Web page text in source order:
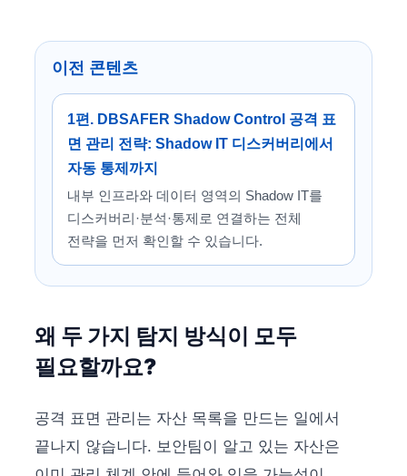
이전 콘텐츠
1편. DBSAFER Shadow Control 공격 표
면 관리 전략: Shadow IT 디스커버리에서
자동 통제까지
내부 인프라와 데이터 영역의 Shadow IT를
디스커버리·분석·통제로 연결하는 전체
전략을 먼저 확인할 수 있습니다.
왜 두 가지 탐지 방식이 모두
필요할까요?
공격 표면 관리는 자산 목록을 만드는 일에서
끝나지 않습니다. 보안팀이 알고 있는 자산은